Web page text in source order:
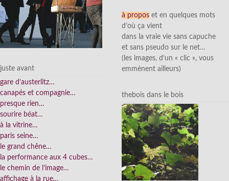
juste avant
gare d’austerlitz…
canapés et compagnie…
presque rien…
sourire béat…
à la vitrine…
paris seine…
le grand chêne…
la performance aux 4 cubes…
le chemin de l’image…
affichage à la rue…
à propos et en quelques mots
d’où ça vient
dans la vraie vie sans capuche
et sans pseudo sur le net…
(les images, d’un « clic », vous
emmènent ailleurs)
thebois dans le bois